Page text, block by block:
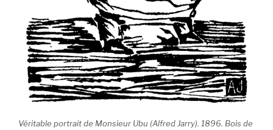
Véritable portrait de Monsieur Ubu (Alfred Jarry). 1896. Bois de